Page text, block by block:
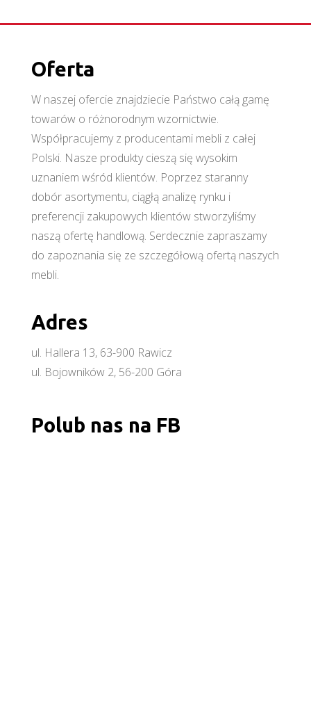
Oferta
W naszej ofercie znajdziecie Państwo całą gamę
towarów o różnorodnym wzornictwie.
Współpracujemy z producentami mebli z całej
Polski. Nasze produkty cieszą się wysokim
uznaniem wśród klientów. Poprzez staranny
dobór asortymentu, ciągłą analizę rynku i
preferencji zakupowych klientów stworzyliśmy
naszą ofertę handlową. Serdecznie zapraszamy
do zapoznania się ze szczegółową ofertą naszych
mebli.
Adres
ul. Hallera 13, 63-900 Rawicz
ul. Bojowników 2, 56-200 Góra
Polub nas na FB